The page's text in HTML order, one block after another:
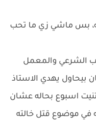
بس ماشي زي ما تحب
الشرعي والمعمل
بيحاول يهدي الاستاذ
اسبوع بحاله عشان
في موضوع قتل خالته